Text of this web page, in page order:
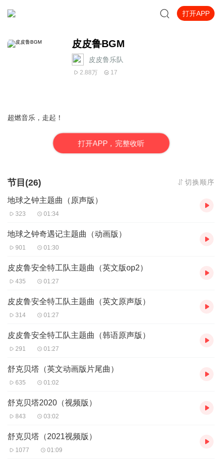
打开APP
皮皮鲁BGM
皮皮鲁乐队
2.88万 17
超燃音乐，走起！
打开APP，完整收听
节目(26) 切换顺序
地球之钟主题曲（原声版）
323 01:34
地球之钟奇遇记主题曲（动画版）
901 01:30
皮皮鲁安全特工队主题曲（英文版op2）
435 01:27
皮皮鲁安全特工队主题曲（英文原声版）
314 01:27
皮皮鲁安全特工队主题曲（韩语原声版）
291 01:27
舒克贝塔（英文动画版片尾曲）
635 01:02
舒克贝塔2020（视频版）
843 03:02
舒克贝塔（2021视频版）
1077 01:09